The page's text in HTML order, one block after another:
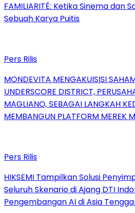
FAMILIARITÉ: Ketika Sinema dan
Sebuah Karya Puitis
Pers Rilis
MONDEVITA MENGAKUISISI
UNDERSCORE DISTRICT,
MAGLIANO, SEBAGAI LANGKAH
MEMBANGUN PLATFORM MEREK
Pers Rilis
HIKSEMI Tampilkan Solusi
Seluruh Skenario di Ajang DTI
Pengembangan AI di Asia